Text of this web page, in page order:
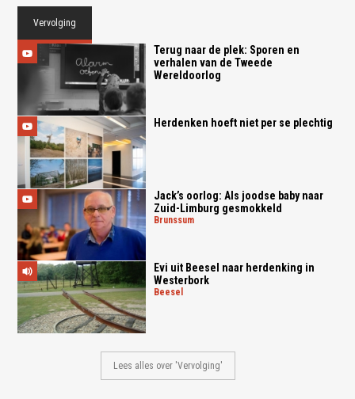
Vervolging
Terug naar de plek: Sporen en
verhalen van de Tweede
Wereldoorlog
Herdenken hoeft niet per se plechtig
Jack’s oorlog: Als joodse baby naar
Zuid-Limburg gesmokkeld
brunssum
Evi uit Beesel naar herdenking in
Westerbork
beesel
Lees alles over 'Vervolging'